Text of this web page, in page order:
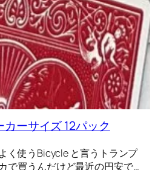
ーサイズ 12パック
く使うBicycle と言うトランプ
で買うんだけど最近の円安で…